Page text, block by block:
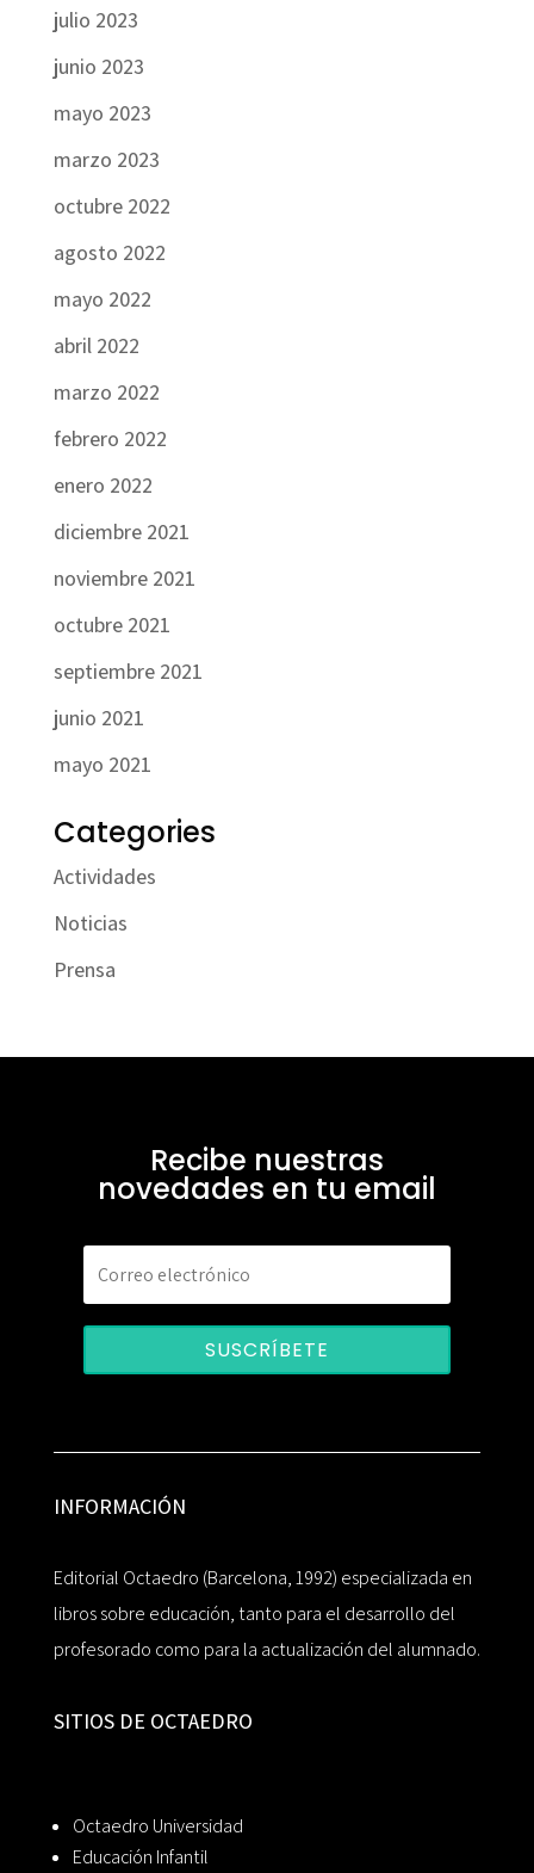
julio 2023
junio 2023
mayo 2023
marzo 2023
octubre 2022
agosto 2022
mayo 2022
abril 2022
marzo 2022
febrero 2022
enero 2022
diciembre 2021
noviembre 2021
octubre 2021
septiembre 2021
junio 2021
mayo 2021
Categories
Actividades
Noticias
Prensa
Recibe nuestras
novedades en tu email
SUSCRÍBETE
INFORMACIÓN
Editorial Octaedro (Barcelona, 1992) especializada en
libros sobre educación, tanto para el desarrollo del
profesorado como para la actualización del alumnado.
SITIOS DE OCTAEDRO
Octaedro Universidad
Educación Infantil